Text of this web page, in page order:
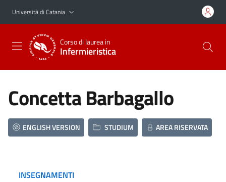
Vai al contenuto principale
Vai al menu di navigazione
Università di Catania
Corso di laurea in
Infermieristica
Concetta Barbagallo
ENGLISH VERSION STUDIUM AREA RISERVATA
INSEGNAMENTI